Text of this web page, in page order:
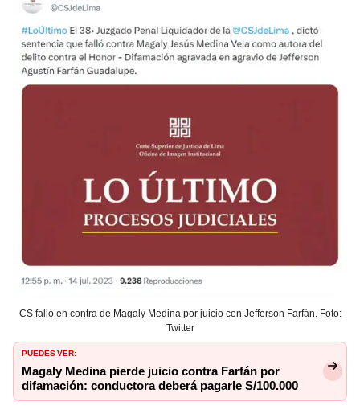
CS falló en contra de Magaly Medina por juicio con Jefferson Farfán. Foto:
Twitter
PUEDES VER:
Magaly Medina pierde juicio contra Farfán por
difamación: conductora deberá pagarle S/100.000